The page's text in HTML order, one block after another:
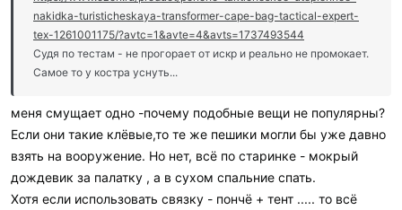
nakidka-turisticheskaya-transformer-cape-bag-tactical-expert-
tex-1261001175/?avtc=1&avte=4&avts=1737493544
Судя по тестам - не прогорает от искр и реально не промокает.
Самое то у костра уснуть...
меня смущает одно -почему подобные вещи не популярны?
Если они такие клёвые,то те же пешики могли бы уже давно
взять на вооружение. Но нет, всё по старинке - мокрый
дождевик за палатку , а в сухом спальние спать.
Хотя если использовать связку - пончё + тент ..... то всё